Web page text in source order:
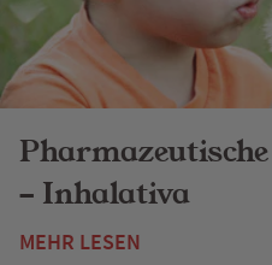
- Inhalativa
MEHR LESEN